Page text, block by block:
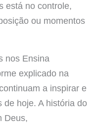
está no controle,
ou momentos
nos Ensina
explicado na
a inspirar e
de hoje. A história do
Deus,